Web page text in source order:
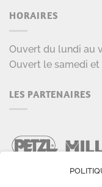
HORAIRES
Ouvert du lundi au
Ouvert le samedi et
LES PARTENAIRES